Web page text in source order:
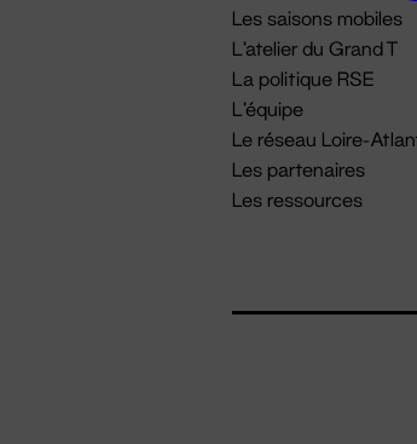
Les saisons mobiles
L'atelier du Grand T
La politique RSE
L'équipe
Le réseau Loire-
Les partenaires
Les ressources